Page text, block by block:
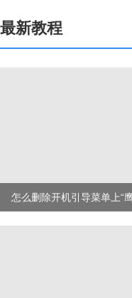
最新教程